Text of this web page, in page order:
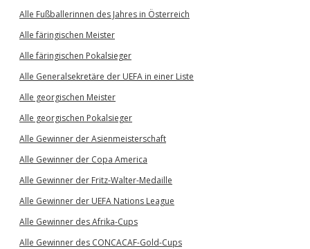
Alle Fußballerinnen des Jahres in Österreich
Alle färingischen Meister
Alle färingischen Pokalsieger
Alle Generalsekretäre der UEFA in einer Liste
Alle georgischen Meister
Alle georgischen Pokalsieger
Alle Gewinner der Asienmeisterschaft
Alle Gewinner der Copa America
Alle Gewinner der Fritz-Walter-Medaille
Alle Gewinner der UEFA Nations League
Alle Gewinner des Afrika-Cups
Alle Gewinner des CONCACAF-Gold-Cups